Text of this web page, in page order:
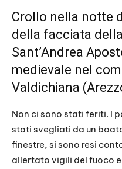
Crollo nella notte
della facciata
Sant’Andrea
medievale nel
Valdichiana
Non ci sono stati feriti. I
stati svegliati da un
finestre, si sono resi
allertato vigili del fuoco